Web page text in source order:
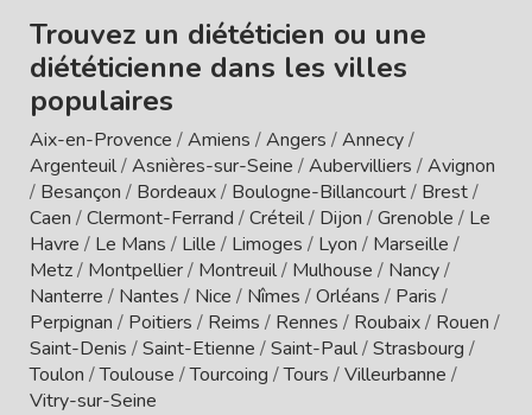
Trouvez un diététicien ou une
diététicienne dans les villes
populaires
Aix-en-Provence /Amiens /Angers /Annecy/
Argenteuil/Asnières-sur-Seine /Aubervilliers /Avignon
/ Besançon / Bordeaux/ Boulogne-Billancourt/ Brest/
Caen /Clermont-Ferrand /Créteil/ Dijon /Grenoble / Le
Havre / Le Mans / Lille / Limoges / Lyon / Marseille /
Metz/ Montpellier/ Montreuil/ Mulhouse / Nancy/
Nanterre / Nantes / Nice / Nîmes /Orléans / Paris /
Perpignan / Poitiers / Reims / Rennes / Roubaix/ Rouen /
Saint-Denis /Saint-Etienne /Saint-Paul/Strasbourg /
Toulon /Toulouse /Tourcoing /Tours /Villeurbanne /
Vitry-sur-Seine